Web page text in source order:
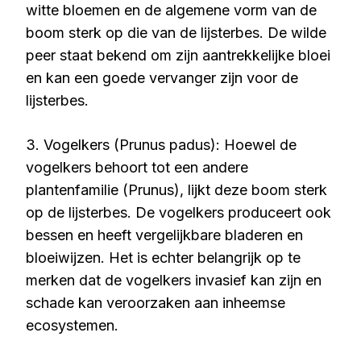
witte bloemen en de algemene vorm van de
boom sterk op die van de lijsterbes. De wilde
peer staat bekend om zijn aantrekkelijke bloei
en kan een goede vervanger zijn voor de
lijsterbes.
3. Vogelkers (Prunus padus): Hoewel de
vogelkers behoort tot een andere
plantenfamilie (Prunus), lijkt deze boom sterk
op de lijsterbes. De vogelkers produceert ook
bessen en heeft vergelijkbare bladeren en
bloeiwijzen. Het is echter belangrijk op te
merken dat de vogelkers invasief kan zijn en
schade kan veroorzaken aan inheemse
ecosystemen.